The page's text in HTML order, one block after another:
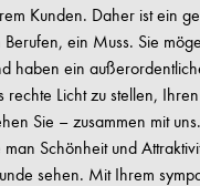
Kunden. Daher ist ein
ein Muss. Sie
haben ein
rechte Licht zu stellen,
Sie – zusammen mit
Schönheit und
sehen. Mit Ihrem